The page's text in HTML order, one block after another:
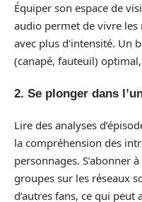
Équiper son espace de
audio permet de vivre
avec plus d’intensité. Un
(canapé, fauteuil)
2. Se plonger dans
Lire des analyses
la compréhension des
personnages. S’abonner
groupes sur les réseaux
d’autres fans, ce qui peut